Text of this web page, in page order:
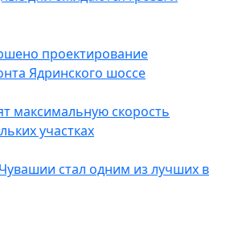
проектирование
Ядринского шоссе
максимальную скорость
участках
стал одним из лучших в